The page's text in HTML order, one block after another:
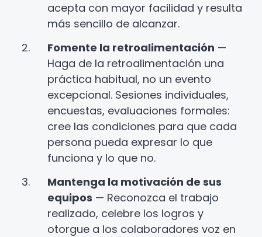
acepta con mayor facilidad y resulta
más sencillo de alcanzar.
Fomente la retroalimentación —
Haga de la retroalimentación una
práctica habitual, no un evento
excepcional. Sesiones individuales,
encuestas, evaluaciones formales:
cree las condiciones para que cada
persona pueda expresar lo que
funciona y lo que no.
Mantenga la motivación de sus
equipos — Reconozca el trabajo
realizado, celebre los logros y
otorgue a los colaboradores voz en